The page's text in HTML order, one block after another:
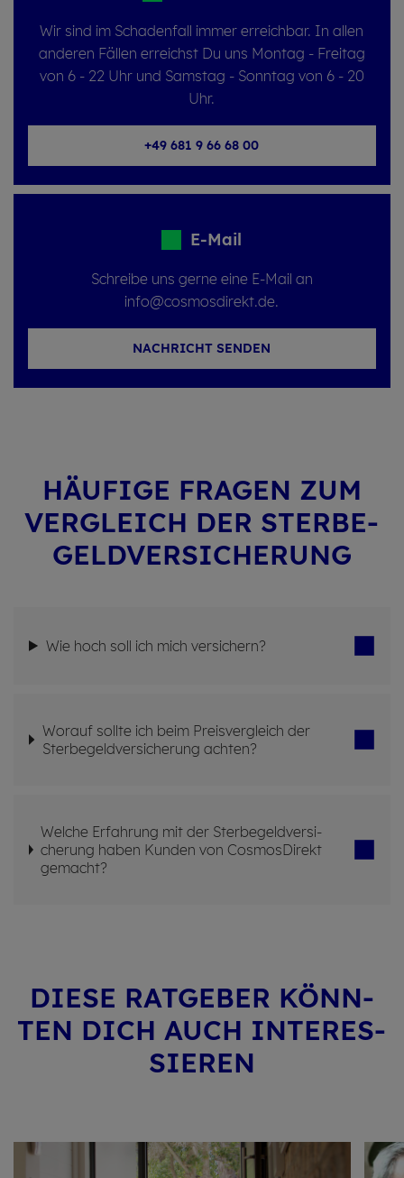
Wir sind im Schadenfall immer erreichbar. In allen
anderen Fällen erreichst Du uns Montag - Freitag
von 6 - 22 Uhr und Samstag - Sonntag von 6 - 20
Uhr.
+49 681 9 66 68 00
E-Mail
Schreibe uns gerne eine E-Mail an
info@cosmosdirekt.de.
NACHRICHT SENDEN
HÄU­FI­GE FRA­GEN ZUM
VER­GLEICH DER STER­BE­
GELD­VER­SI­CHE­RUNG
Wie hoch soll ich mich ver­si­chern?
Wor­auf soll­te ich beim Preis­ver­gleich der
Ster­be­geld­ver­si­che­rung ach­ten?
Wel­che Er­fah­rung mit der Ster­be­geld­ver­si­
che­rung haben Kun­den von Cos­mos­Di­rekt
ge­macht?
DIESE RAT­GE­BER KÖNN­
TEN DICH AUCH IN­TER­ES­
SIE­REN